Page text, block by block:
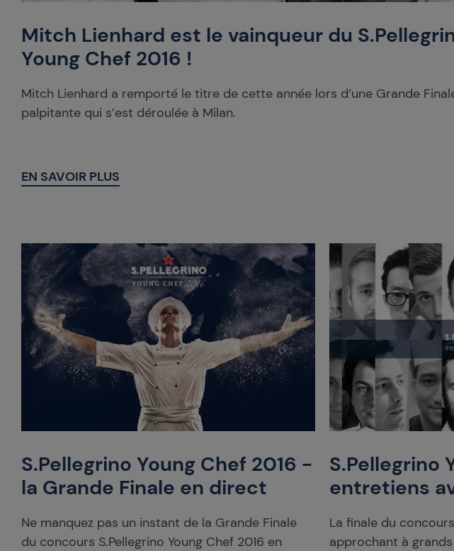
Mitch Lienhard est le vainqueur du
Young Chef 2016 !
Mitch Lienhard a remporté le titre de cette année lors d’une Grande
palpitante qui s’est déroulée à Milan.
EN SAVOIR PLUS
S.Pellegrino Young Chef 2016 -
la Grande Finale en direct
Ne manquez pas un instant de la Grande Finale
du concours S.Pellegrino Young Chef 2016 en
S.Pellegrino
entretiens
La finale du
approchant à